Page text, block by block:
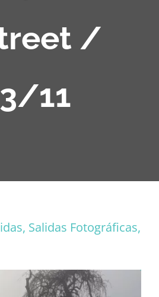
/
11
Salidas Fotográficas,